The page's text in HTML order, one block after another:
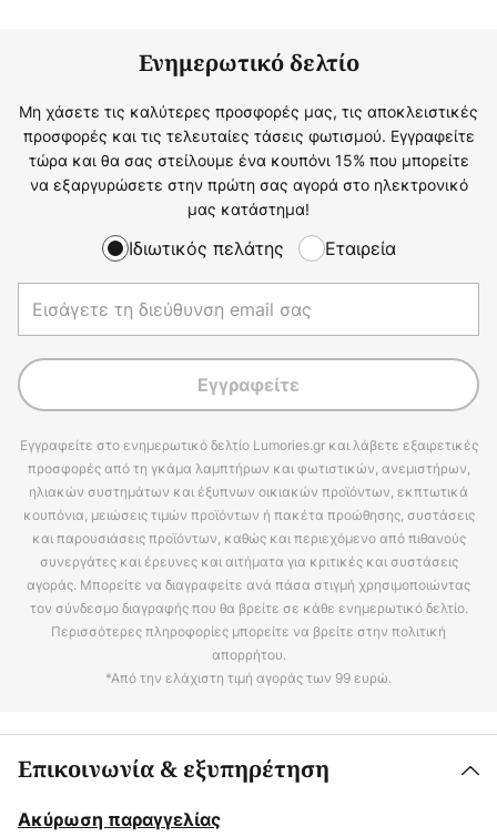
Ενημερωτικό δελτίο
Μη χάσετε τις καλύτερες προσφορές μας, τις αποκλειστικές
προσφορές και τις τελευταίες τάσεις φωτισμού. Εγγραφείτε
τώρα και θα σας στείλουμε ένα κουπόνι 15% που μπορείτε
να εξαργυρώσετε στην πρώτη σας αγορά στο ηλεκτρονικό
μας κατάστημα!
Ιδιωτικός πελάτης Εταιρεία
Εγγραφείτε
Εγγραφείτε στο ενημερωτικό δελτίο Lumories.gr και λάβετε εξαιρετικές
προσφορές από τη γκάμα λαμπτήρων και φωτιστικών, ανεμιστήρων,
ηλιακών συστημάτων και έξυπνων οικιακών προϊόντων, εκπτωτικά
κουπόνια, μειώσεις τιμών προϊόντων ή πακέτα προώθησης, συστάσεις
και παρουσιάσεις προϊόντων, καθώς και περιεχόμενο από πιθανούς
συνεργάτες και έρευνες και αιτήματα για κριτικές και συστάσεις
αγοράς. Μπορείτε να διαγραφείτε ανά πάσα στιγμή χρησιμοποιώντας
τον σύνδεσμο διαγραφής που θα βρείτε σε κάθε ενημερωτικό δελτίο.
Περισσότερες πληροφορίες μπορείτε να βρείτε στην πολιτική
απορρήτου.
*Από την ελάχιστη τιμή αγοράς των 99 ευρώ.
Επικοινωνία & εξυπηρέτηση
Ακύρωση παραγγελίας